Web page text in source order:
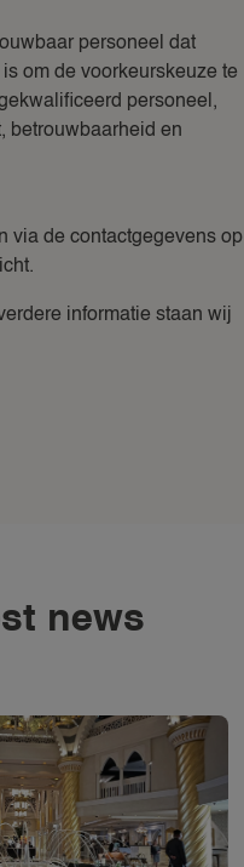
personeel dat
om de voorkeurskeuze te
personeel,
betrouwbaarheid en
via de contactgegevens op
informatie staan wij
news